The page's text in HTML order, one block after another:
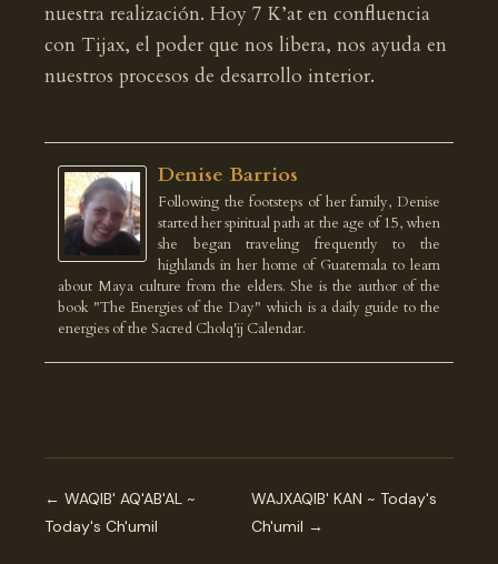
nuestra realización. Hoy 7 K’at en confluencia
con Tijax, el poder que nos libera, nos ayuda en
nuestros procesos de desarrollo interior.
Denise Barrios
Following the footsteps of her family, Denise
started her spiritual path at the age of 15, when
she began traveling frequently to the
highlands in her home of Guatemala to learn
about Maya culture from the elders. She is the author of the
book "The Energies of the Day" which is a daily guide to the
energies of the Sacred Cholq'ij Calendar.
← WAQIB' AQ'AB'AL ~
Today's Ch'umil
WAJXAQIB' KAN ~ Today's
Ch'umil →